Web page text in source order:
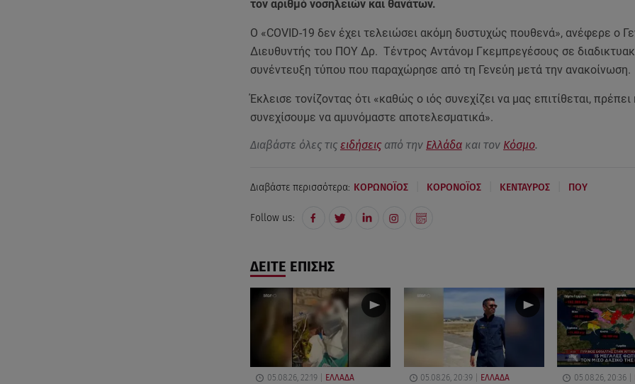
τον αριθμό νοσηλειών και θανάτων.
Ο «COVID-19 δεν έχει τελειώσει ακόμη δυστυχώς πουθενά», ανέφερε ο
Διευθυντής του ΠΟΥ Δρ. Τέντρος Αντάνομ Γκεμπρεγέσους σε
συνέντευξη τύπου που παραχώρησε από τη Γενεύη μετά την ανακοίνωση.
Έκλεισε τονίζοντας ότι «καθώς ο ιός συνεχίζει να μας επιτίθεται, πρέπει
συνεχίσουμε να αμυνόμαστε αποτελεσματικά».
Διαβάστε όλες τις ειδήσειςαπό την Ελλάδακαι τον Κόσμο.
Διαβάστε περισσότερα: ΚΟΡΩΝΟΪΟΣ ΚΟΡΟΝΟΪΟΣ ΚΕΝΤΑΥΡΟΣ ΠΟΥ
Follow us:
ΔΕΙΤΕ ΕΠΙΣΗΣ
05.08.26, 22:19 ΕΛΛΑΔΑ 05.08.26, 20:39 ΕΛΛΑΔΑ 05.08.26, 20:36